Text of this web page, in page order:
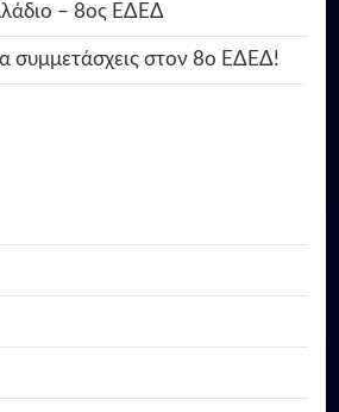
– 8ος ΕΔΕΔ
συμμετάσχεις στον 8ο ΕΔΕΔ!